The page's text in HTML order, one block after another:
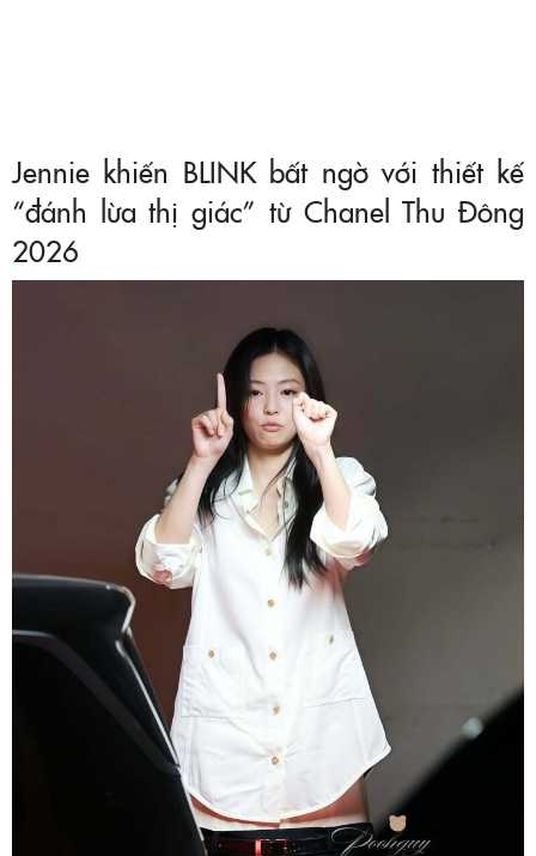
Jennie khiến BLINK bất ngờ với thiết kế
“đánh lừa thị giác” từ Chanel Thu Đông
2026